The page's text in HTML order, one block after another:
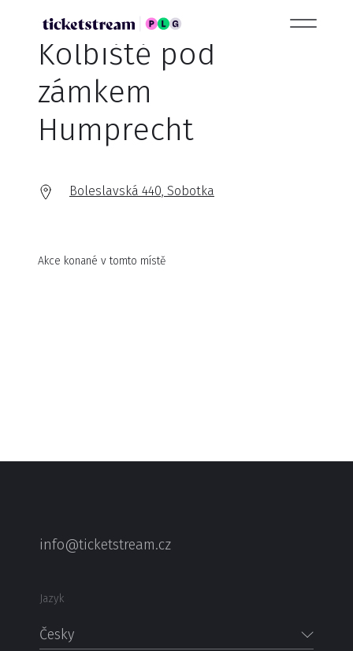
Kolbiště pod
zámkem
Humprecht
Boleslavská 440, Sobotka
Akce konané v tomto místě
info@ticketstream.cz
Jazyk
Česky